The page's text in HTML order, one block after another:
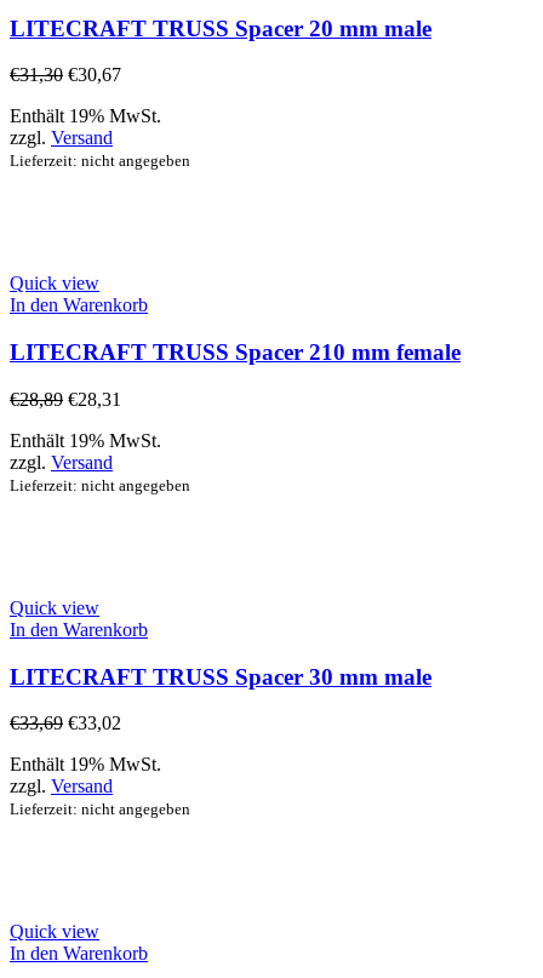
LITECRAFT TRUSS Spacer 20 mm male
€31,30 €30,67
Enthält 19% MwSt.
zzgl. Versand
Lieferzeit: nicht angegeben
Quick view
In den Warenkorb
LITECRAFT TRUSS Spacer 210 mm female
€28,89 €28,31
Enthält 19% MwSt.
zzgl. Versand
Lieferzeit: nicht angegeben
Quick view
In den Warenkorb
LITECRAFT TRUSS Spacer 30 mm male
€33,69 €33,02
Enthält 19% MwSt.
zzgl. Versand
Lieferzeit: nicht angegeben
Quick view
In den Warenkorb